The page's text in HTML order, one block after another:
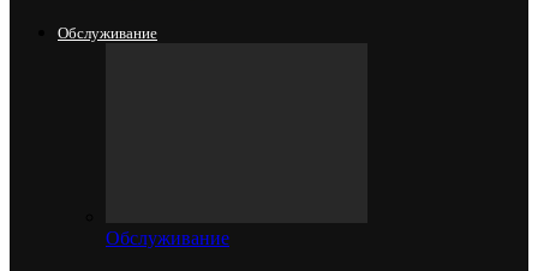
Обслуживание
Обслуживание